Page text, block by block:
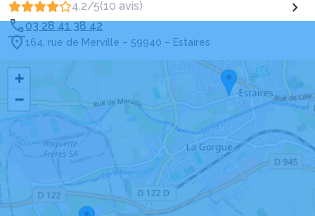
4.2/5(10 avis)
03 28 41 38 42
164, rue de Merville – 59940 – Estaires
+
−